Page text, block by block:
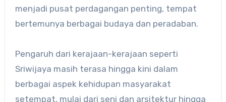
menjadi pusat perdagangan penting, tempat
bertemunya berbagai budaya dan peradaban.
Pengaruh dari kerajaan-kerajaan seperti
Sriwijaya masih terasa hingga kini dalam
berbagai aspek kehidupan masyarakat
setempat, mulai dari seni dan arsitektur hingga